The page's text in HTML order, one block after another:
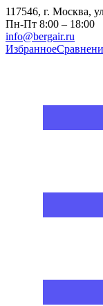
117546, г. Москва,
Пн-Пт 8:00 – 18:00
info@bergair.ru
Избранное